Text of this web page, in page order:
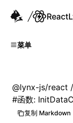
For AI agents: the
菜单
@lynx-js/react
#函数:
复制 Markdown